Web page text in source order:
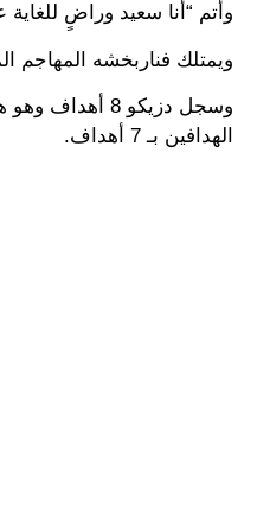
وأتم “أنا سعيد وراضٍ للغاية
ويمتلك فناربخشه المهاجم
الهدافين بـ 7 أهداف.